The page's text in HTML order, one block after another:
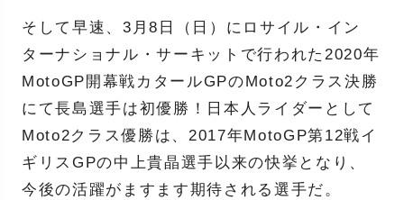
そして早速、3月8日（日）にロサイル・イン
ターナショナル・サーキットで行われた2020年
MotoGP開幕戦カタールGPのMoto2クラス決勝
にて長島選手は初優勝！日本人ライダーとして
Moto2クラス優勝は、2017年MotoGP第12戦イ
ギリスGPの中上貴晶選手以来の快挙となり、
今後の活躍がますます期待される選手だ。